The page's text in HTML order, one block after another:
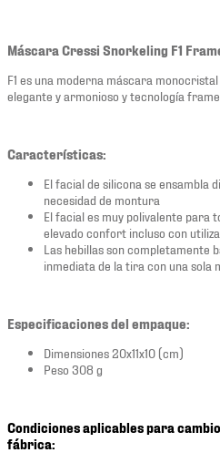
Máscara Cressi Snorkeling F1
F1 es una moderna máscara
elegante y armonioso y tecnología
Características:
El facial de silicona se
necesidad de montura
El facial es muy polivalente para
elevado confort incluso con
Las hebillas son completamente
inmediata de la tira con una sola
Especificaciones del empaque:
Dimensiones 20x11x10 (cm)
Peso 308 g
Condiciones aplicables para
fábrica: